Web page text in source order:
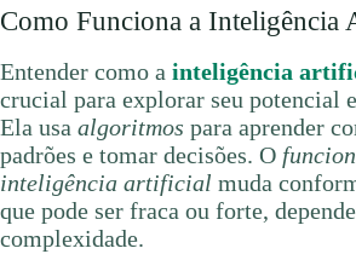
Como Funciona a Inteligência
Entender como a inteligência
crucial para explorar seu potencial
Ela usa algoritmos para aprender
padrões e tomar decisões. O
inteligência artificial muda
que pode ser fraca ou forte,
complexidade.